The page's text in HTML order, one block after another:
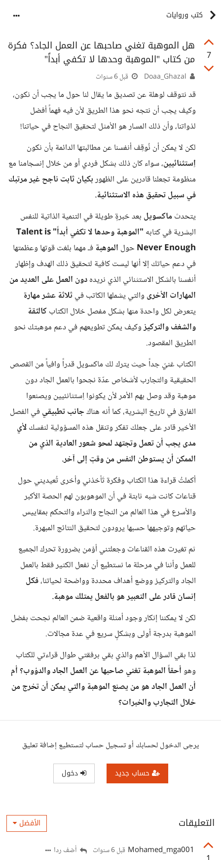
كتب وروايات
7
هل الموهبة تغني صاحبها عن العمل الجاد؟ فكرة
من كتاب "الموهبة وحدها لا تكفي أبداً"
قبل 6 سنوات
قد نتوقف لوهلة عن تصديق ما يقال لنا حول ما يجب أن نكون،
وكيف يجب أن نتجه نحو هذا الطريق لأن فيه فهماً أفضل
لذواتنا، وأن ذلك المسار هو الأمثل لتحقيق النجاح في حياتنا!
لكن لا يمكن أن نُوقِف أنفسنا عن مطالبتها الدائمة بأن نكون
اِستثنائيين، سواء كان ذلك بشكل فردي أو من خلال إنسجامنا مع
منظومة تجعلنا قادرين على الظهوربكيان ثابت ناجح غير مرتبك
في سبيل تحقيق هذه الاستثنائية.
يتحدثماكسويل بعد خبرةٍ طويلة في التنمية الذاتية للنفس
البشرية في كتابه "الموهبة وحدها لا تكفي أبداً"Talent is
Never Enough حول الموهبة فـ مهما بلغت قوتها وعظمتها
في دعم حياتك إلا أنها ليست كافية لتحقيق ذلك الهدف وإظهار
أنفسنا بالشكل الاستثنائي الذي نريدهدون العمل على العديد من
المهارات الأخرى والتي يشملها الكاتب فيثلاثة عشر مهارة
يتعرض لكل واحدة منها بشكل مفصل خلال الكتابكالثقة
والشغف والتركيزوكيف يمكن تطويعهم في دعم موهبتك نحو
الطريق المقصود.
الكتاب غنيّ جداً حيث يترك لك ماكسويل قدراً وافياً من القصص
الحقيقية والتجارب لأشخاص عدّة نجحوا بالعمل الجاد دون
موهبة وقد وصل بهم الأمر لأن يكونوا اِستثانئيين ويصنعوا
الفارق في تاريخ البشرية، كما أنه هناكجانب تطبيقيفي الفصل
الأخير قادر على جعلك تفكر وتنقل هذه المسؤولية لنفسكلأي
مدى يجب أن تعمل وتجتهد لمحو شعور العادية الذي من
الممكن أن يستوطن النفس من وقتٍ إلى آخر.
أكملتُ قراءة هذا الكتاب وفكرة تَأخذني وأخرى تُعيديني حول
قناعات كانت شبه ثابتة في أن الموهوبون لهم الحصة الأكبر
والأسرع في هذا العالم من النجاح والثراء والتحكم بمقاييس
حياتهم وتوجيهها حسبها يرودون لتحقيق النتائج المبهرة.
ثم تغيرت هذه القناعات وجعلتني أؤمن بضرورة تحرك الجميع
للعمل وأننا في مرحلة ما نستطيع أن نفعل الكثير فقط بالعمل
الجاد والتركيز ووضع أهداف محددة وواضحة لحياتنا،فكل
إنسان قادر على التعبير هو بالفعل يمتلك موهبة.
لكن لا يمكننا إنكار وجود أمثلة واقعية ضمن العالم نجحت بفضل
الموهبة بدرجة أولى وبشكلٍ سريع في عدة مجالات.
لذا بقي السؤال الأهم والذي بقي برفقتي طوال قراءتي للكتاب
وهوأحقاً الموهبة تغني صاحبها عن العمل الجاد والدؤوب؟ أم
أن العمل الجاد هو من يصنع الموهبة والتي يمكن أن تخرج من
خلال التجارب والخبرات؟
يرجى الدخول لحسابك أو تسجيل حساب لتستطيع إضافة تعليق
حساب جديد دخول
التعليقات الأفضل
Mohamed_mga001 قبل 6 سنوات أضف ردا